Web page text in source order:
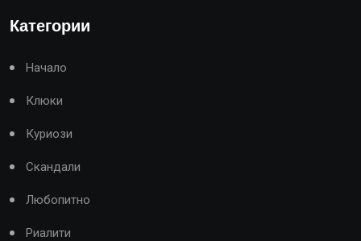
Категории
Начало
Клюки
Куриози
Скандали
Любопитно
Риалити